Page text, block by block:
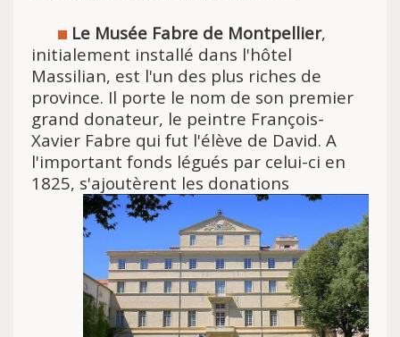
Le Musée Fabre de Montpellier,
initialement installé dans l'hôtel
Massilian, est l'un des plus riches de
province. Il porte le nom de son premier
grand donateur, le peintre François-
Xavier Fabre qui fut l'élève de David. A
l'important fonds légués par celui-ci en
1825, s'ajoutèrent les donations